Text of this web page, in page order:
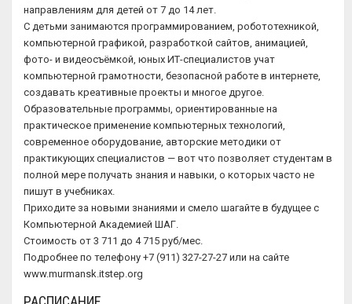
направлениям для детей от 7 до 14 лет.
С детьми занимаются программированием, робототехникой,
компьютерной графикой, разработкой сайтов, анимацией,
фото- и видеосъёмкой, юных ИТ-специалистов учат
компьютерной грамотности, безопасной работе в интернете,
создавать креативные проекты и многое другое.
Образовательные программы, ориентированные на
практическое применение компьютерных технологий,
современное оборудование, авторские методики от
практикующих специалистов — вот что позволяет студентам в
полной мере получать знания и навыки, о которых часто не
пишут в учебниках.
Приходите за новыми знаниями и смело шагайте в будущее с
Компьютерной Академией ШАГ.
Стоимость от 3 711 до 4 715 руб/мес.
Подробнее по телефону +7 (911) 327-27-27 или на сайте
www.murmansk.itstep.org